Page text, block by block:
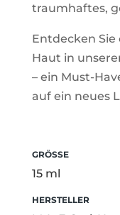
traumhaftes,
Entdecken Sie
Haut in
– ein Must-
auf ein neues
GRÖSSE
15 ml
HERSTELLER